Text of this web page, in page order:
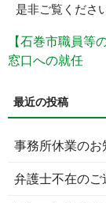
是非ご覧ください
【石巻市職員
窓口への就任
事務所休業のお
弁護士不在のご